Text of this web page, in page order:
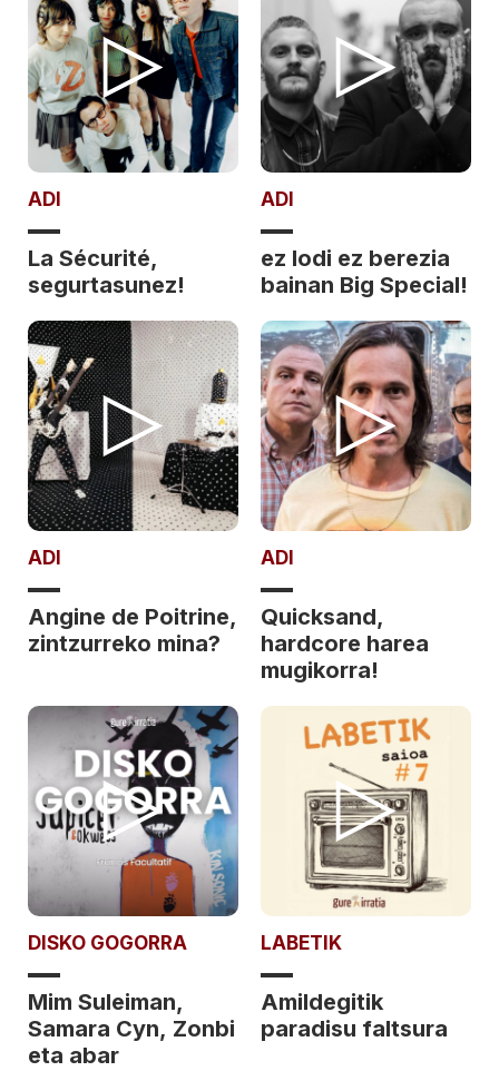
ADI
La Sécurité,
segurtasunez!
ADI
ez lodi ez berezia
bainan Big Special!
ADI
Angine de Poitrine,
zintzurreko mina?
ADI
Quicksand,
hardcore harea
mugikorra!
DISKO GOGORRA
Mim Suleiman,
Samara Cyn, Zonbi
eta abar
LABETIK
Amildegitik
paradisu faltsura